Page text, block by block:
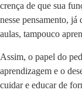
crença de que sua
nesse pensamento, já
aulas, tampouco
Assim, o papel do
aprendizagem e o
cuidar e educar de